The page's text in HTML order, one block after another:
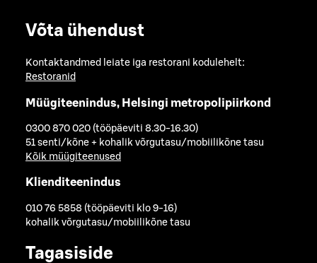
Võta ühendust
Kontaktandmed leiate iga restorani kodulehelt:
Restoranid
Müügiteenindus, Helsingi metropolipiirkond
0300 870 020 (tööpäeviti 8.30-16.30)
51 senti/kõne + kohalik võrgutasu/mobiilikõne tasu
Kõik müügiteenused
Klienditeenindus
010 76 5858 (tööpäeviti klo 9-16)
kohalik võrgutasu/mobiilikõne tasu
Tagasiside